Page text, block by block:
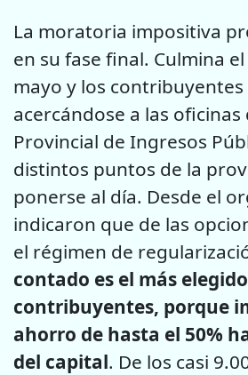
La moratoria impositiva
en su fase final. Culmina
mayo y los
acercándose a las oficinas
Provincial de Ingresos
distintos puntos de la
ponerse al día. Desde el
indicaron que de las
el régimen de
contado es el más
contribuyentes, porque
ahorro de hasta el 50%
del capital. De los casi